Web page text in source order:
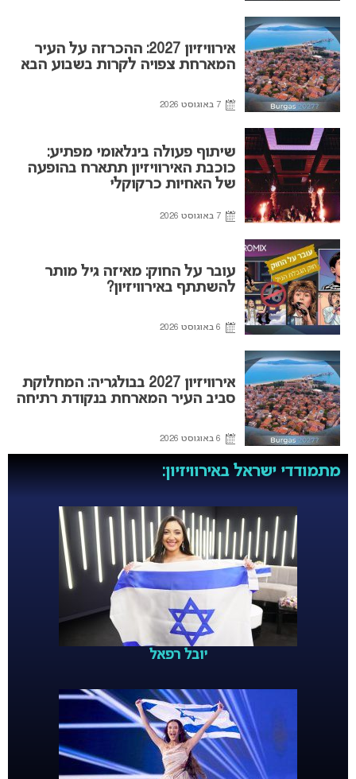
אירוויזיון 2027: ההכרזה על העיר
המארחת צפויה לקרות בשבוע הבא
7 באוגוסט 2026
שיתוף פעולה בינלאומי מפתיע:
כוכבת האירוויזיון תתארח בהופעה
של האחיות כרקוקלי
7 באוגוסט 2026
עובר על החוק: מאיזה גיל מותר
להשתתף באירוויזיון?
6 באוגוסט 2026
אירוויזיון 2027 בבולגריה: המחלוקת
סביב העיר המארחת בנקודת רתיחה
6 באוגוסט 2026
מתמודדי ישראל באירוויזיון:
יובל רפאל